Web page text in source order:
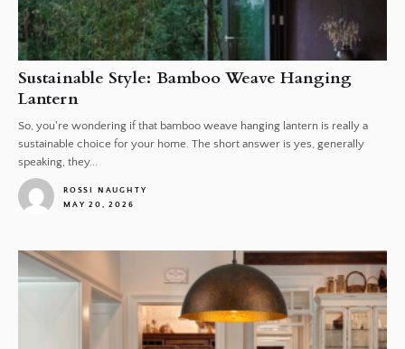
Sustainable Style: Bamboo Weave Hanging
Lantern
So, you're wondering if that bamboo weave hanging lantern is really a
sustainable choice for your home. The short answer is yes, generally
speaking, they...
ROSSI NAUGHTY
MAY 20, 2026